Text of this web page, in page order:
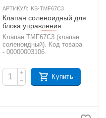
4")
АРТИКУЛ: KS-TMF67C3
Клапан соленоидный для
блока управления
TMF67C3
AКЦИЯ
Клапан TMF67C3 (клапан
соленоидный). Код товара
- 00000003106.
+
−
Купить